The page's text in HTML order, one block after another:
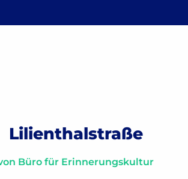
Lilienthalstraße
Büro für Erinnerungskultur